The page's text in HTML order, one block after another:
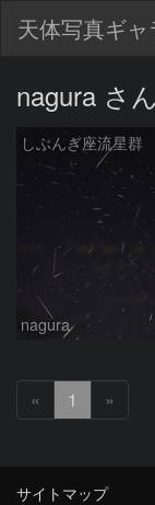
天体写真ギャ
nagura さ
しぶんぎ座流星群
nagura
« 1 »
サイトマップ